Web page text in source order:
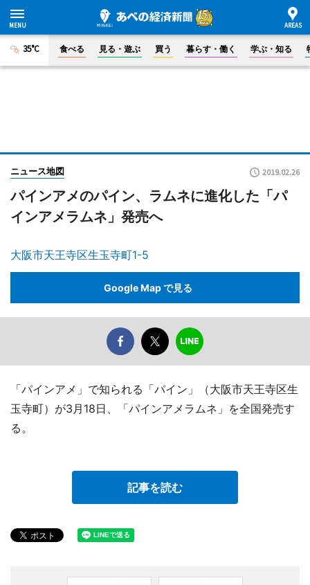
35°C 食べる 見る・遊ぶ 買う 暮らす・働く 学ぶ・知る
ニュース地図 2019.02.26
パインアメのパイン、ラムネに進化した「パ
インアメラムネ」発売へ
大阪市天王寺区生玉寺町1-5
Google Map で見る
「パインアメ」で知られる「パイン」（大阪市天王寺区生
玉寺町）が3月18日、「パインアメラムネ」を全国発売す
る。
記事を読む